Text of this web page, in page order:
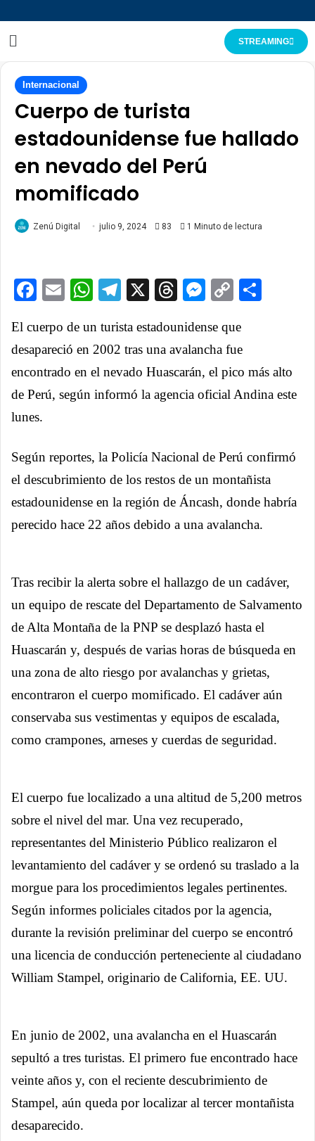
STREAMING
Internacional
Cuerpo de turista
estadounidense fue hallado
en nevado del Perú
momificado
Zenú Digital julio 9, 2024 83 1 Minuto de lectura
Facebook
EmailWhatsApp
Telegram
X ThreadsCopy
El cuerpo de un turista estadounidense que
desapareció en 2002 tras una avalancha fue
encontrado en el nevado Huascarán, el pico más alto
de Perú, según informó la agencia oficial Andina este
lunes.
Según reportes, la Policía Nacional de Perú confirmó
el descubrimiento de los restos de un montañista
estadounidense en la región de Áncash, donde habría
perecido hace 22 años debido a una avalancha.
Tras recibir la alerta sobre el hallazgo de un cadáver,
un equipo de rescate del Departamento de Salvamento
de Alta Montaña de la PNP se desplazó hasta el
Huascarán y, después de varias horas de búsqueda en
una zona de alto riesgo por avalanchas y grietas,
encontraron el cuerpo momificado. El cadáver aún
conservaba sus vestimentas y equipos de escalada,
como crampones, arneses y cuerdas de seguridad.
El cuerpo fue localizado a una altitud de 5,200 metros
sobre el nivel del mar. Una vez recuperado,
representantes del Ministerio Público realizaron el
levantamiento del cadáver y se ordenó su traslado a la
morgue para los procedimientos legales pertinentes.
Según informes policiales citados por la agencia,
durante la revisión preliminar del cuerpo se encontró
una licencia de conducción perteneciente al ciudadano
William Stampel, originario de California, EE. UU.
En junio de 2002, una avalancha en el Huascarán
sepultó a tres turistas. El primero fue encontrado hace
veinte años y, con el reciente descubrimiento de
Stampel, aún queda por localizar al tercer montañista
desaparecido.